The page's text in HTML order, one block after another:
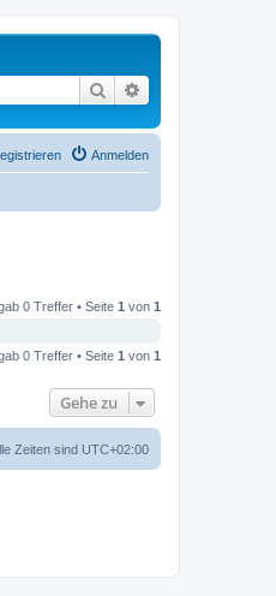
Suche
Anmelden
0 Treffer • Seite 1 von 1
0 Treffer • Seite 1 von 1
Gehe zu
Zeiten sind UTC+02:00